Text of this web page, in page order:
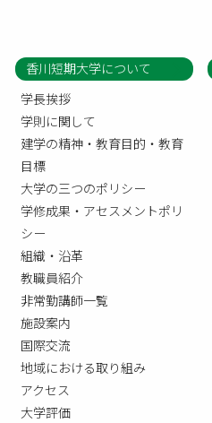
香川短期大学について
学長挨拶
学則に関して
建学の精神・教育目的・教育
目標
大学の三つのポリシー
学修成果・アセスメントポリ
シー
組織・沿革
教職員紹介
非常勤講師一覧
施設案内
国際交流
地域における取り組み
アクセス
大学評価